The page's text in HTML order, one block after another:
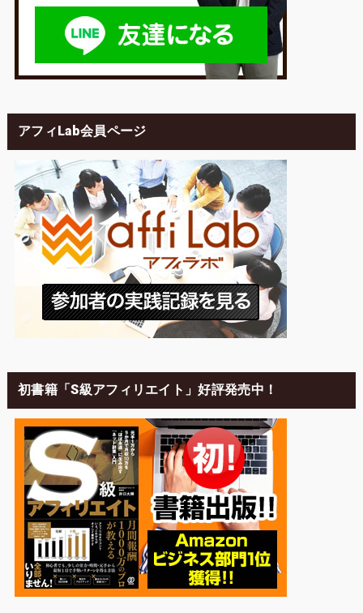
アフィLab会員ページ
初書籍「S級アフィリエイト」好評発売中！